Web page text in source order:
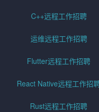
C++远程工作招聘
运维远程工作招聘
Flutter远程工作招聘
React Native远程工作招
Rust远程工作招聘